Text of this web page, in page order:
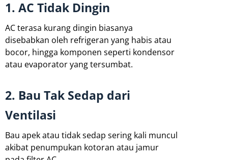
1. AC Tidak Dingin
AC terasa kurang dingin biasanya
disebabkan oleh refrigeran yang habis atau
bocor, hingga komponen seperti kondensor
atau evaporator yang tersumbat.
2. Bau Tak Sedap dari
Ventilasi
Bau apek atau tidak sedap sering kali muncul
akibat penumpukan kotoran atau jamur